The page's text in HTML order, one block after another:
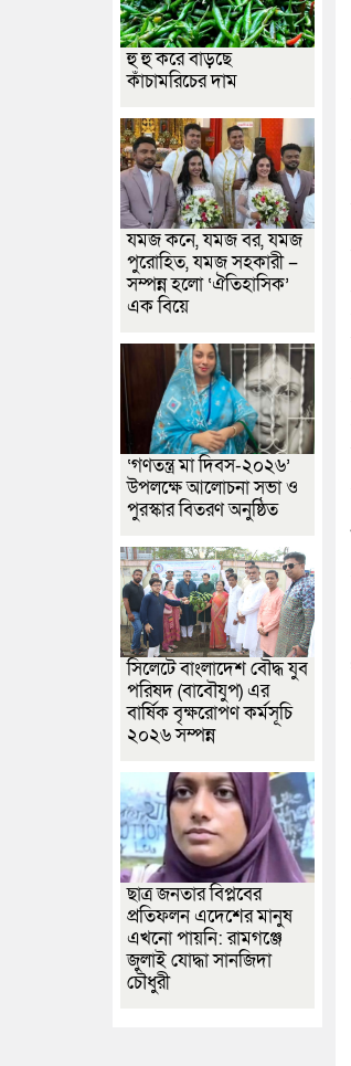
হু হু করে বাড়ছে
কাঁচামরিচের দাম
যমজ কনে, যমজ বর, যমজ
পুরোহিত, যমজ সহকারী –
সম্পন্ন হলো ‘ঐতিহাসিক’
এক বিয়ে
‘গণতন্ত্র মা দিবস-২০২৬’
উপলক্ষে আলোচনা সভা ও
পুরস্কার বিতরণ অনুষ্ঠিত
সিলেটে বাংলাদেশ বৌদ্ধ যুব
পরিষদ (বাবৌযুপ) এর
বার্ষিক বৃক্ষরোপণ কর্মসূচি
২০২৬ সম্পন্ন
ছাত্র জনতার বিপ্লবের
প্রতিফলন এদেশের মানুষ
এখনো পায়নি: রামগঞ্জে
জুলাই যোদ্ধা সানজিদা
চৌধুরী